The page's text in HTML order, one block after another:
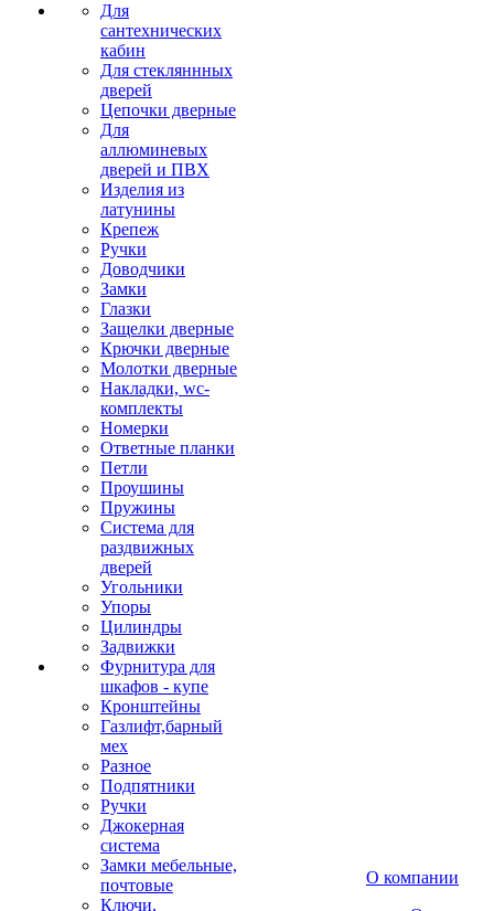
Для
сантехнических
кабин
Для стекляннных
дверей
Цепочки дверные
Для
аллюминевых
дверей и ПВХ
Изделия из
латунины
Крепеж
Ручки
Доводчики
Замки
Глазки
Защелки дверные
Крючки дверные
Молотки дверные
Накладки, wc-
комплекты
Номерки
Ответные планки
Петли
Проушины
Пружины
Система для
раздвижных
дверей
Угольники
Упоры
Цилиндры
Задвижки
Фурнитура для
шкафов - купе
Кронштейны
Газлифт,барный
мех
Разное
Подпятники
Ручки
Джокерная
система
Замки мебельные,
почтовые
Ключи,
О компании